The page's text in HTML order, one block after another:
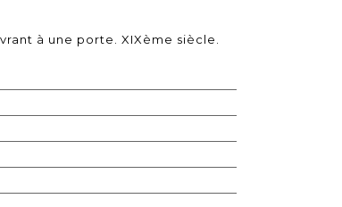
à une porte. XIXème siècle.